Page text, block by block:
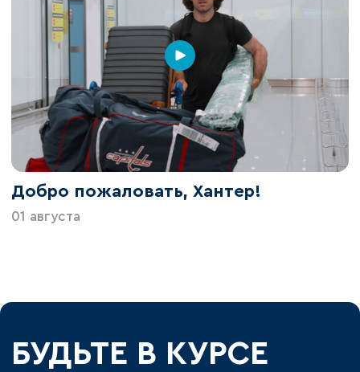
Добро пожаловать, Хантер!
01 августа
БУДЬТЕ В КУРСЕ